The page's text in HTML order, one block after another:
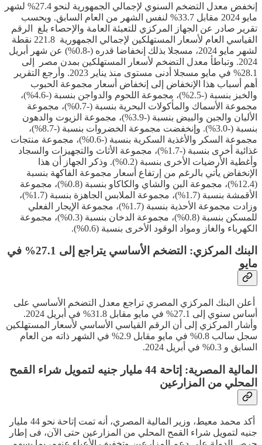
إنخفض معدل التضخم السنوي لإجمالي الجمهورية لنحو 27.4% لشهر
مايو 2024 مقابل 33.7% لنفس الشهر من العام السابق. وبحسب
تقرير صادر عن الجهاز المركزي للتعبئة العامة والإحصاء بلغ الرقم
القياسي العام لأسعار المستهلكين لإجمالي الجمهورية 221.8 نقطة
لشهر مايو 2024، مسجلا بذلك إنخفاضا قدره (-0.8%) عن شهر أبريل
2024. وتباطأ معدل التضخم لأسعار المستهلكين بمدن مصر إلى
28.1% في مايو مسجلا أدنى مستوى منذ يناير 2023. وأرجع التقرير
أهم أسباب هذا الإنخفاض إلى إنخفاض أسعار مجموعة الحبوب
والخبز بنسبة (-2.5%)، مجموعة اللحوم والدواجن بنسبة (-4.6%)،
مجموعة الأسماك والمأكولات البحرية بنسبة (-0.7%)، مجموعة
الألبان والجبن والبيض بنسبة (-3.9%)، مجموعة الزيوت والدهون
بنسبة (-3.0%). وإنخفضت مجموعة الخضروات بنسبة (-8.7%)،
مجموعة السكر والأغذية السكرية بنسبة (-0.6%)، مجموعة منتجات
غذائية أخرى بنسبة (-1.7%)، مجموعة الأثاث والتجهيزات والسجاد
وأغطية الأرضيات الأخرى بنسبة (0.2%). وذكر الجهاز أن هذا
الإنخفاض يأتي بالرغم من إرتفاع أسعار مجموعة الفاكهة بنسبة
(12.4%)، مجموعة البن والشاي والكاكاو بنسبة (0.8%)، مجموعة
الأقمشة بنسبة (1.7%)، مجموعة الملابس الجاهزة بنسبة (1.7%)،
وزادت مجموعة الأحذية بنسبة (1.7%)، مجموعة الإيجار الفعلي
للمسكن بنسبة (0.8%)، مجموعة الدخان بنسبة (0.3%)، مجموعة
الكهرباء والغاز ومواد الوقود الأخرى بنسبة (0.6%).
البنك المركزي: التضخم الأساسي يتراجع إلى 27.1% في
مايو
أعلن البنك المركزي المصري تراجع معدل التضخم الأساسي على
أساس سنوي إلى 27.1% في مايو مقابل 31.8% في أبريل 2024.
وأشار المركزي إلى أن الرقم القياسي الأساسي لأسعار المستهلكين
سجل سالب 0.8% في مايو مقابل 2.9% في الشهر ذاته من العام
السابق و 0.3% في أبريل 2024.
المالية المصرية: إتاحة 44 مليار جنيه لتمويل شراء القمح
المحلي من المزارعين
أكد محمد معيط، وزير المالية المصري، أنه تمت إتاحة نحو 44 مليار
جنيه لتمويل شراء القمح المحلي من المزارعين حتى الآن، فى إطار